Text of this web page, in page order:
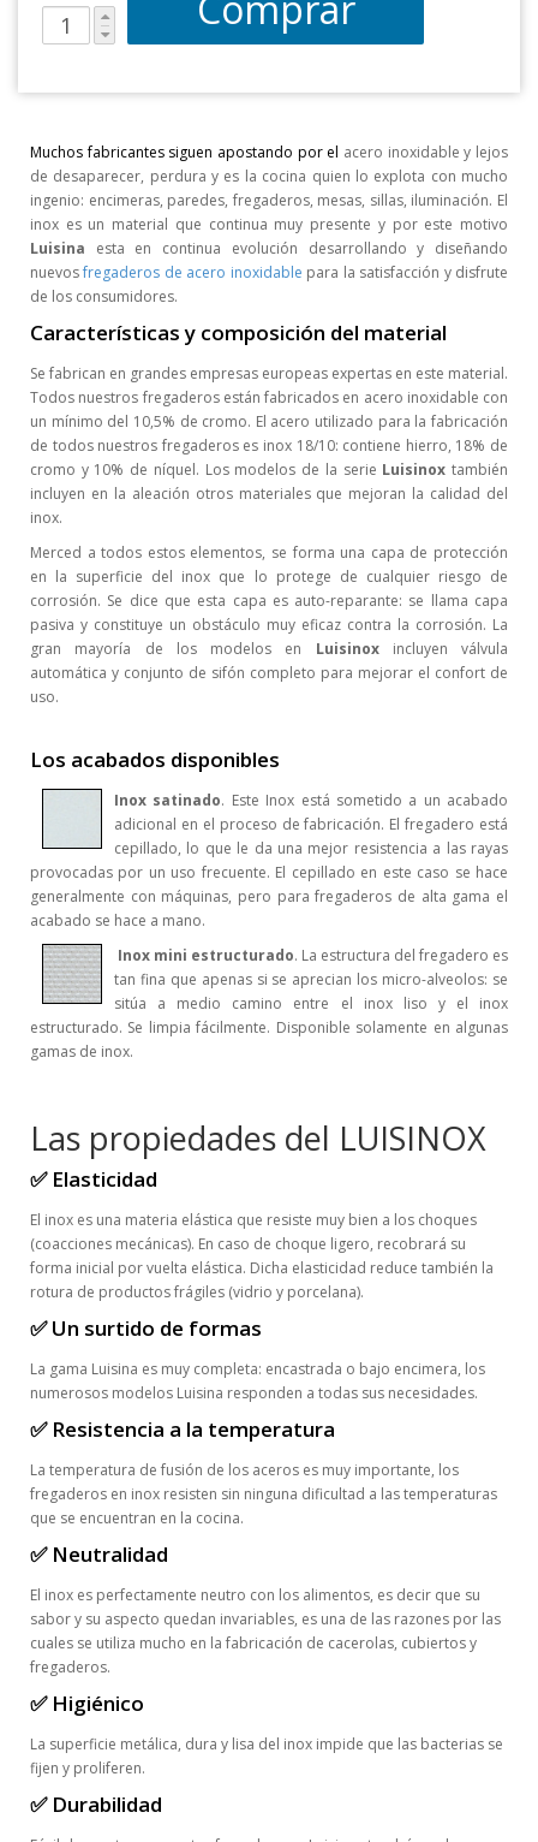
Muchos fabricantes siguen apostando por el acero inoxidable y lejos
de desaparecer, perdura y es la cocina quien lo explota con mucho
ingenio: encimeras, paredes, fregaderos, mesas, sillas, iluminación. El
inox es un material que continua muy presente y por este motivo
Luisina esta en continua evolución desarrollando y diseñando
nuevosfregaderos de acero inoxidable para la satisfacción y disfrute
de los consumidores.
Características y composición del material
Se fabrican en grandes empresas europeas expertas en este material.
Todos nuestros fregaderos están fabricados en acero inoxidable con
un mínimo del 10,5% de cromo. El acero utilizado para la fabricación
de todos nuestros fregaderos es inox 18/10: contiene hierro, 18% de
cromo y 10% de níquel. Los modelos de la serie Luisinox también
incluyen en la aleación otros materiales que mejoran la calidad del
inox.
Merced a todos estos elementos, se forma una capa de protección
en la superficie del inox que lo protege de cualquier riesgo de
corrosión. Se dice que esta capa es auto-reparante: se llama capa
pasiva y constituye un obstáculo muy eficaz contra la corrosión. La
gran mayoría de los modelos en Luisinoxincluyen válvula
automática y conjunto de sifón completo para mejorar el confort de
uso.
Los acabados disponibles
Inox satinado. Este Inox está sometido a un acabado
adicional en el proceso de fabricación. El fregadero está
cepillado, lo que le da una mejor resistencia a las rayas
provocadas por un uso frecuente. El cepillado en este caso se hace
generalmente con máquinas, pero para fregaderos de alta gama el
acabado se hace a mano.
Inox mini estructurado. La estructura del fregadero es
tan fina que apenas si se aprecian los micro-alveolos: se
sitúa a medio camino entre el inox liso y el inox
estructurado. Se limpia fácilmente. Disponible solamente en algunas
gamas de inox.
Las propiedades del LUISINOX
✅ Elasticidad
El inox es una materia elástica que resiste muy bien a los choques
(coacciones mecánicas). En caso de choque ligero, recobrará su
forma inicial por vuelta elástica. Dicha elasticidad reduce también la
rotura de productos frágiles (vidrio y porcelana).
✅ Un surtido de formas
La gama Luisina es muy completa: encastrada o bajo encimera, los
numerosos modelos Luisina responden a todas sus necesidades.
✅ Resistencia a la temperatura
La temperatura de fusión de los aceros es muy importante, los
fregaderos en inox resisten sin ninguna dificultad a las temperaturas
que se encuentran en la cocina.
✅ Neutralidad
El inox es perfectamente neutro con los alimentos, es decir que su
sabor y su aspecto quedan invariables, es una de las razones por las
cuales se utiliza mucho en la fabricación de cacerolas, cubiertos y
fregaderos.
✅ Higiénico
La superficie metálica, dura y lisa del inox impide que las bacterias se
fijen y proliferen.
✅ Durabilidad